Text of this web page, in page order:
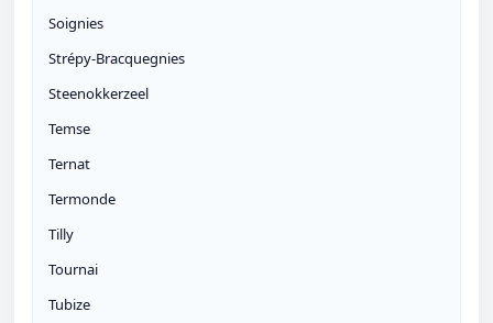
Soignies
Strépy-Bracquegnies
Steenokkerzeel
Temse
Ternat
Termonde
Tilly
Tournai
Tubize